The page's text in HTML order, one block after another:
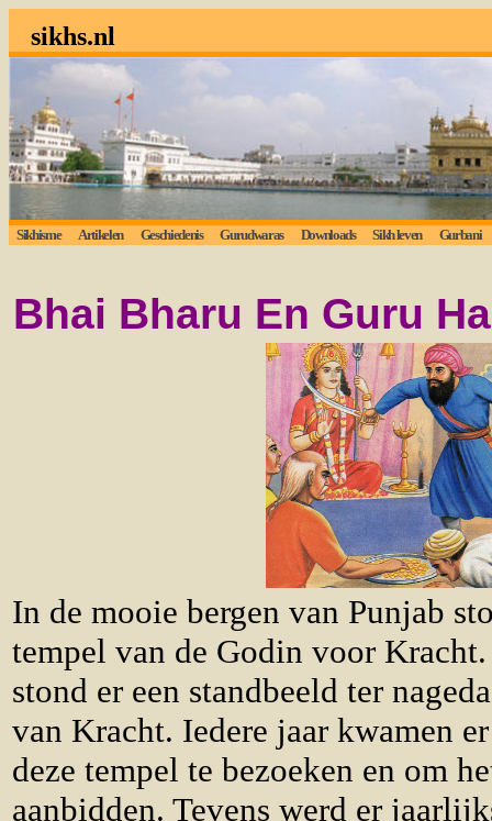
sikhs.nl
Sikhisme Artikelen Geschiedenis Gurudwaras Downloads Sikh leven Gurbani
Bhai Bharu En Guru
In de mooie bergen van Punjab
tempel van de Godin voor
stond er een standbeeld ter
van Kracht. Iedere jaar kwamen
deze tempel te bezoeken en om
aanbidden. Tevens werd er